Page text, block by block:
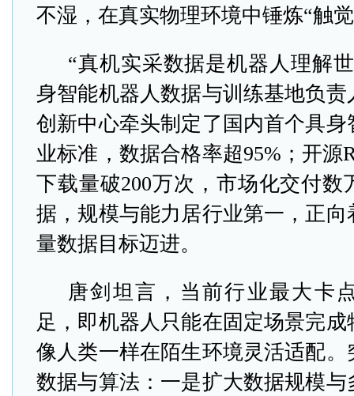
不湿，在真实物理环境中锤炼“触
“真机实采数据是机器人理解
身智能机器人数据与训练基地负
创新中心牵头制定了国内首个具
业标准，数据合格率超95%；开源
下载量破200万次，市场化交付数
据，规模与能力居行业第一，正
量数据目标迈进。
唐剑坦言，当前行业最大卡
足，即机器人只能在固定场景完
像人类一样在陌生环境灵活适配
数据与算法：一是扩大数据规模